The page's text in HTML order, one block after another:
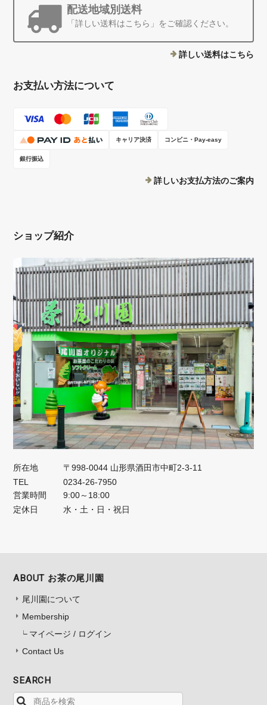
配送地域別送料
「詳しい送料はこちら」をご確認ください。
詳しい送料はこちら
お支払い方法について
キャリア決済 コンビニ・Pay-easy
銀行振込
詳しいお支払方法のご案内
ショップ紹介
所在地
〒998-0044 山形県酒田市中町2-3-11
TEL
0234-26-7950
営業時間
9:00～18:00
定休日
水・土・日・祝日
ABOUT お茶の尾川園
尾川園について
Membership
マイページ / ログイン
Contact Us
SEARCH